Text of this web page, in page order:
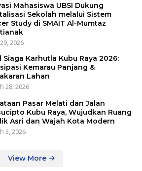
Mahasiswa UBSI Dukung
Sekolah melalui Sistem
Study di SMAIT Al-Mumtaz
2026
Siaga Karhutla Kubu Raya 2026:
Kemarau Panjang &
Lahan
28, 2026
Pasar Melati dan Jalan
Kubu Raya, Wujudkan Ruang
Asri dan Wajah Kota Modern
3, 2026
View More